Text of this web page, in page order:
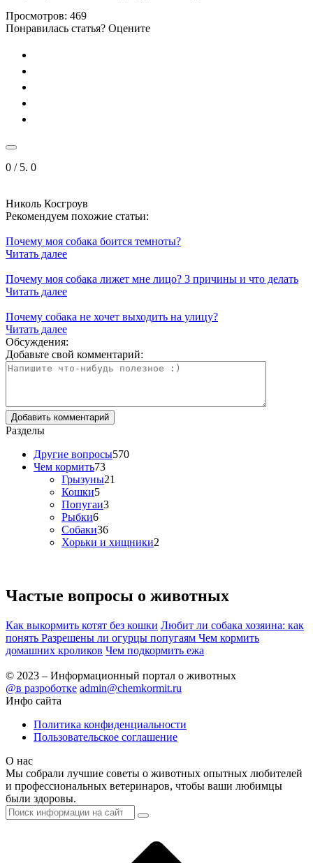
Просмотров: 469
Понравилась статья? Оцените
0 / 5. 0
Николь Косгроув
Рекомендуем похожие статьи:
Почему моя собака боится темноты?
Читать далее
Почему моя собака лижет мне лицо? 3 причины и что делать
Читать далее
Почему собака не хочет выходить на улицу?
Читать далее
Обсуждения:
Добавьте свой комментарий:
Разделы
Другие вопросы570
Чем кормить73
Грызуны21
Кошки5
Попугаи3
Рыбки6
Собаки36
Хорьки и хищники2
Частые вопросы о животных
Как выкормить котят без кошки Любит ли собака хозяина: как
понять Разрешены ли огурцы попугаям Чем кормить
домашних кроликов Чем подкормить ежа
© 2023 – Информационный портал о животных
@в разроботке admin@chemkormit.ru
Инфо сайта
Политика конфиденциальности
Пользовательское соглашение
О нас
Мы собрали лучшие советы о животных опытных любителей
и профессиональных ветеринаров, чтобы ваши любимцы
были здоровы.